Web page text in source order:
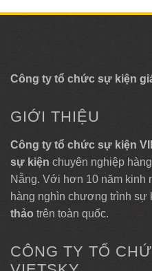
Công ty tổ chức sự kiện
GIỚI THIỆU
Công ty tổ chức sự kiện
sự kiện chuyên nghiệp
Nẵng. Với hơn 10 năm kinh
hàng nghìn chương trình sự
thảo trên toàn quốc.
CÔNG TY TỔ